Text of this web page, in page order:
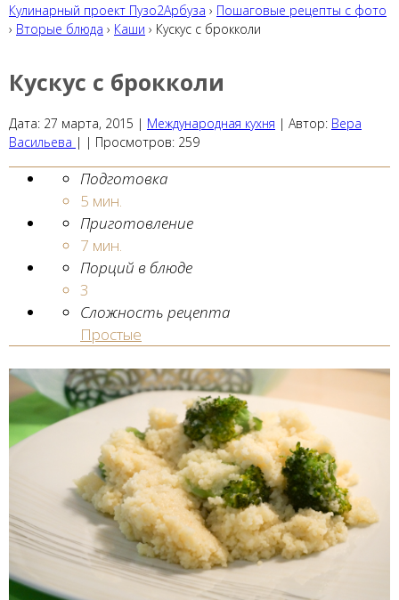
Кулинарный проект Пузо2Aрбуза › Пошаговые рецепты с фото
› Вторые блюда › Каши › Кускус с брокколи
Кускус с брокколи
Дата: 27 марта, 2015 | Международная кухня | Автор: Вера
Васильева | | Просмотров: 259
Подготовка
5 мин.
Приготовление
7 мин.
Порций в блюде
3
Сложность рецепта
Простые